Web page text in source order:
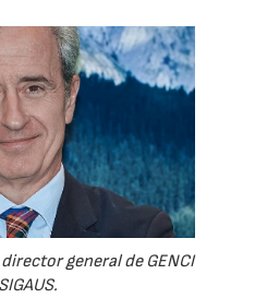
general de GENCI